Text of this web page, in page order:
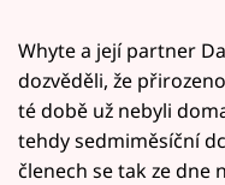
Whyte a její partner
dozvěděli, že
té době už nebyli
tehdy sedmiměsíční
členech se tak ze dne